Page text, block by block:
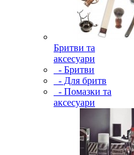
Бритви та
аксесуари
- Бритви
- Для бритв
- Помазки та
аксесуари